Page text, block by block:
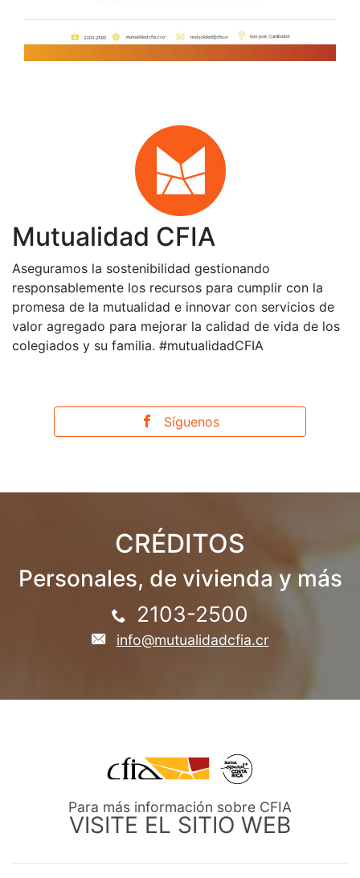
Mutualidad CFIA
Aseguramos la sostenibilidad gestionando
responsablemente los recursos para cumplir con la
promesa de la mutualidad e innovar con servicios de
valor agregado para mejorar la calidad de vida de los
colegiados y su familia. #mutualidadCFIA
Síguenos
CRÉDITOS
Personales, de vivienda y más
2103-2500
info@mutualidadcfia.cr
Para más información sobre CFIA
VISITE EL SITIO WEB